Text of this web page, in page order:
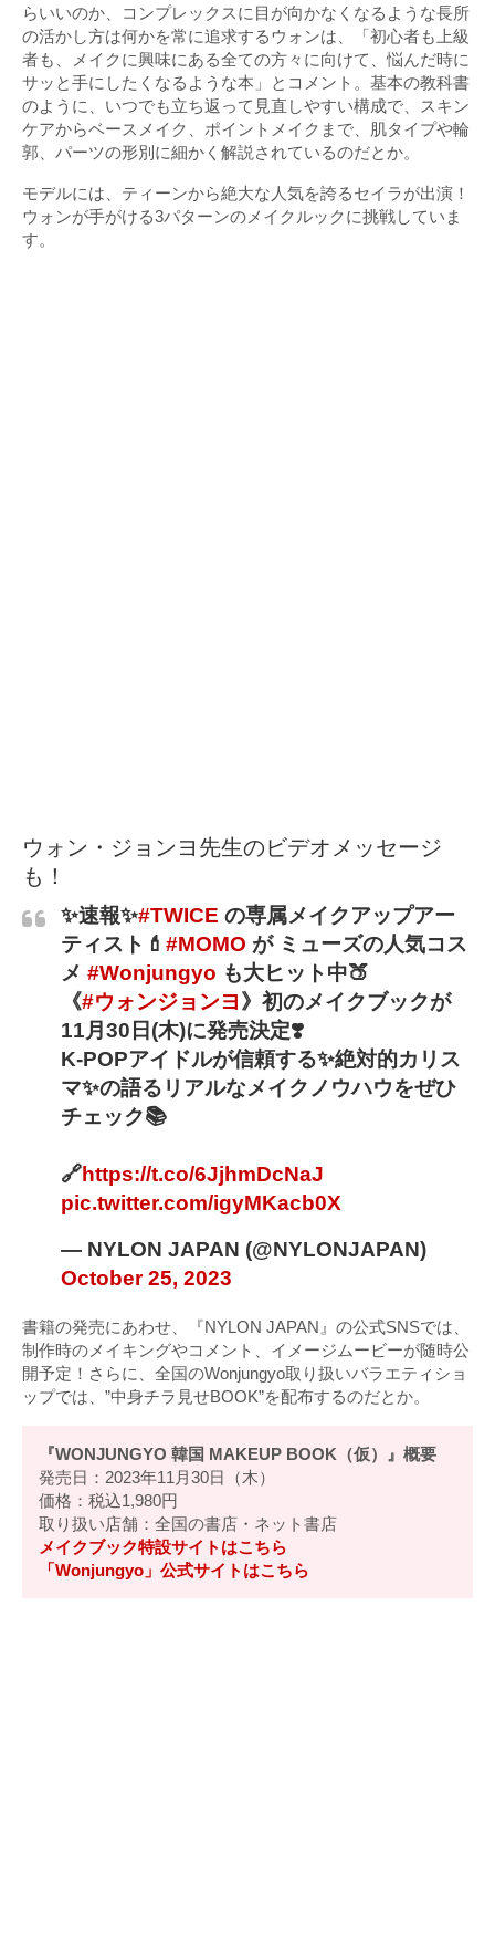
らいいのか、コンプレックスに目が向かなくなるような長所
の活かし方は何かを常に追求するウォンは、「初心者も上級
者も、メイクに興味にある全ての方々に向けて、悩んだ時に
サッと手にしたくなるような本」とコメント。基本の教科書
のように、いつでも立ち返って見直しやすい構成で、スキン
ケアからベースメイク、ポイントメイクまで、肌タイプや輪
郭、パーツの形別に細かく解説されているのだとか。
モデルには、ティーンから絶大な人気を誇るセイラが出演！
ウォンが手がける3パターンのメイクルックに挑戦していま
す。
ウォン・ジョンヨ先生のビデオメッセージ
も！
✨速報✨#TWICE の専属メイクアップアー
ティスト💄 #MOMO が ミューズの人気コス
メ #Wonjungyo も大ヒット中🍑
《#ウォンジョンヨ 》初のメイクブックが
11月30日(木)に発売決定❣️
K-POPアイドルが信頼する✨絶対的カリス
マ✨の語るリアルなメイクノウハウをぜひ
チェック📚
🔗https://t.co/6JjhmDcNaJ
pic.twitter.com/igyMKacb0X
— NYLON JAPAN (@NYLONJAPAN)
October 25, 2023
書籍の発売にあわせ、『NYLON JAPAN』の公式SNSでは、
制作時のメイキングやコメント、イメージムービーが随時公
開予定！さらに、全国のWonjungyo取り扱いバラエティショ
ップでは、”中身チラ見せBOOK”を配布するのだとか。
『WONJUNGYO 韓国 MAKEUP BOOK（仮）』概要
発売日：2023年11月30日（木）
価格：税込1,980円
取り扱い店舗：全国の書店・ネット書店
メイクブック特設サイトはこちら
「Wonjungyo」公式サイトはこちら